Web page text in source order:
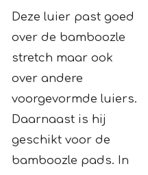
Deze luier past goed
over de bamboozle
stretch maar ook
over andere
voorgevormde luiers.
Daarnaast is hij
geschikt voor de
bamboozle pads. In